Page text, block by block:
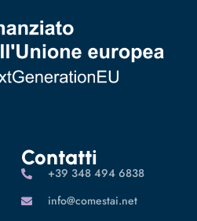
Contatti
‪+39 348 494 6838
info@comestai.net